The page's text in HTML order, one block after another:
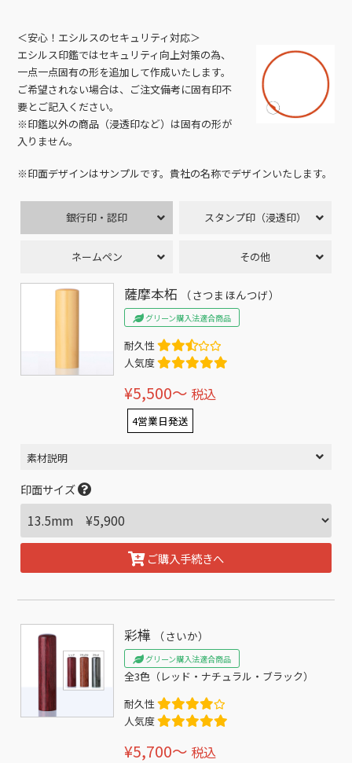
＜安心！エシルスのセキュリティ対応＞
エシルス印鑑ではセキュリティ向上対策の為、
一点一点固有の形を追加して作成いたします。
ご希望されない場合は、ご注文備考に固有印不
要とご記入ください。
※印鑑以外の商品（浸透印など）は固有の形が
入りません。
※印面デザインはサンプルです。貴社の名称でデザインいたします。
銀行印・認印 スタンプ印（浸透印）
ネームペン その他
薩摩本柘 （さつまほんつげ）
グリーン購入法適合商品
耐久性
人気度
¥5,500〜 税込
4営業日発送
素材説明
印面サイズ
ご購入手続きへ
彩樺 （さいか）
グリーン購入法適合商品
全3色（レッド・ナチュラル・ブラック）
耐久性
人気度
¥5,700〜 税込